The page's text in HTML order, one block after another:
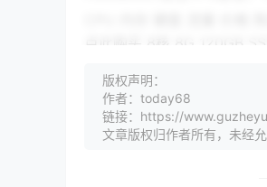
CPU 内存 硬盘 流量 价格
点此购买 8核 8G 120GB
Hostaddon大硬盘VPS，
IPv4，1Gbps带宽：
CPU 内存 硬盘 流量 价格
购买 4核 8G 2000GB
版权声明：
作者：today68
链接：https://
文章版权归作者所有，未经允